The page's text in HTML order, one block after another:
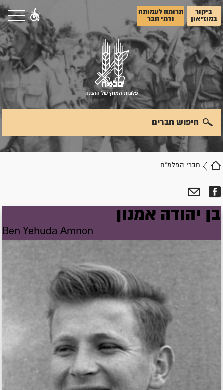
ביקור
במוזיאון
תרומה לעמותה
ודמי חבר
פלוגות המחץ של ההגנה
חברי הפלמ"ח
חיפוש חברים
בן יהודה אמנון
Ben Yehuda Amnon